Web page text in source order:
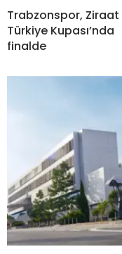
Trabzonspor, Ziraat
Türkiye Kupası’nda
finalde